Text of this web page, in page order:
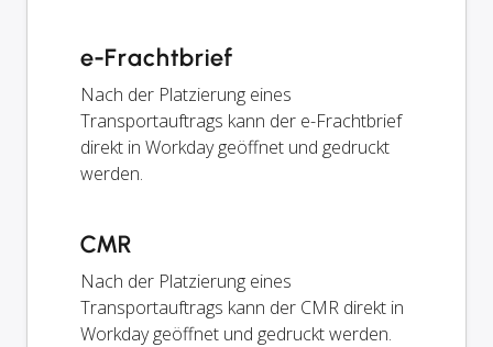
e-Frachtbrief
Nach der Platzierung eines
Transportauftrags kann der e-Frachtbrief
direkt in Workday geöffnet und gedruckt
werden.
CMR
Nach der Platzierung eines
Transportauftrags kann der CMR direkt in
Workday geöffnet und gedruckt werden.